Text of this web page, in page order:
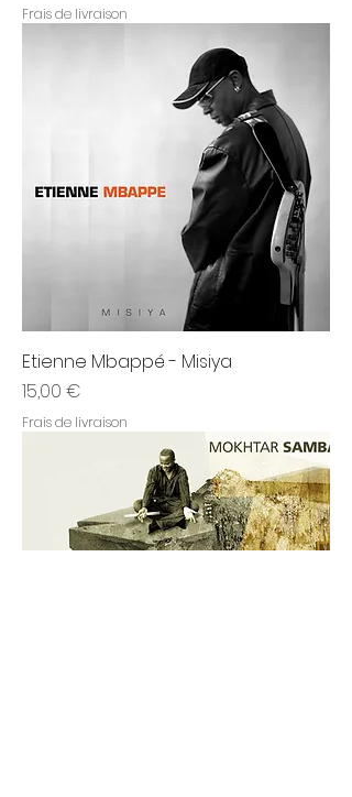
Frais de livraison
Etienne Mbappé - Misiya
Prix
15,00 €
Frais de livraison